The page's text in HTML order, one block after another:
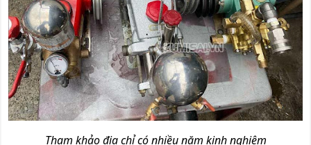
Tham khảo địa chỉ có nhiều năm kinh nghiệm